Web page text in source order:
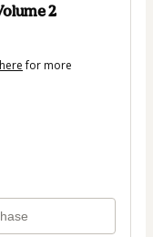
2
for more